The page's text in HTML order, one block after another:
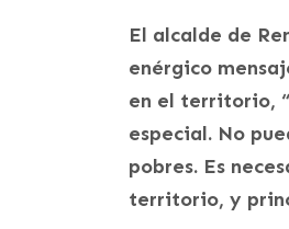
El alcalde de
enérgico
en el territorio,
especial. No
pobres. Es
territorio, y